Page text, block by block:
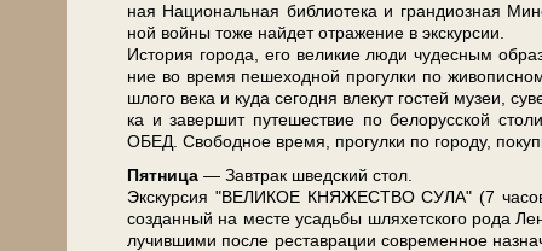
ная На­ци­о­наль­ная биб­лио­те­ка и гран­ди­оз­ная
ной вой­ны то­же най­дет от­ра­же­ние в экс­кур­сии.
История го­ро­да, его ве­ли­кие лю­ди чу­дес­ным
ние во вре­мя пе­ше­ход­ной про­гул­ки по
шло­го ве­ка и ку­да се­год­ня вле­кут го­стей му­зеи,
ка и за­вер­шит пу­те­ше­ствие по бе­ло­рус­ской
ОБЕД. Сво­бод­ное вре­мя, про­гул­ки по го­ро­ду,
Пят­ни­ца — Завтрак швед­ский стол.
Экс­кур­сия "ВЕЛИКОЕ КНЯЖЕСТВО СУЛА" (7
созданный на ме­сте усадь­бы шля­хет­ско­го ро­да
лу­чив­ши­ми по­сле ре­став­ра­ции со­вре­мен­ное